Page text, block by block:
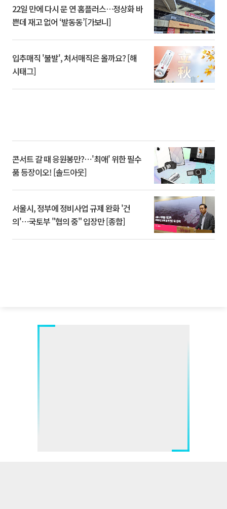
22일 만에 다시 문 연 홈플러스…정상화 바
쁜데 재고 없어 ‘발동동’[가보니]
입추매직 '불발', 처서매직은 올까요? [해
시태그]
콘서트 갈 때 응원봉만?⋯'최애' 위한 필수
품 등장이오! [솔드아웃]
서울시, 정부에 정비사업 규제 완화 '건
의'⋯국토부 "협의 중" 입장만 [종합]